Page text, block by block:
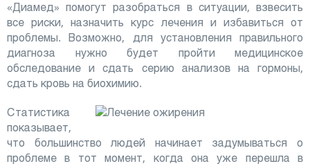
«Диамед» помогут разобраться в ситуации, взвесить
все риски, назначить курс лечения и избавиться от
проблемы. Возможно, для установления правильного
диагноза нужно будет пройти медицинское
обследование и сдать серию анализов на гормоны,
сдать кровь на биохимию.
Статистика
показывает,
что большинство людей начинает задумываться о
проблеме в тот момент, когда она уже перешла в